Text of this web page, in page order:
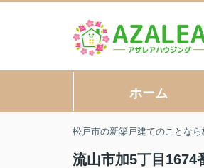
ホーム
松戸市の新築戸建てのことな
流山市加5丁目1674